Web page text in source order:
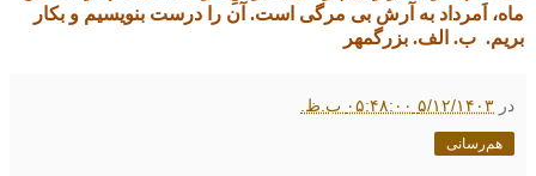
ماه، اَمرداد به آرش بی مرگی است. آن را درست بنویسیم و بکار
بریم. ب. الف. بزرگمهر
در ۵/۱۲/۱۴۰۳ ۰۵:۴۸:۰۰ ب.ظ.
هم‌رسانی